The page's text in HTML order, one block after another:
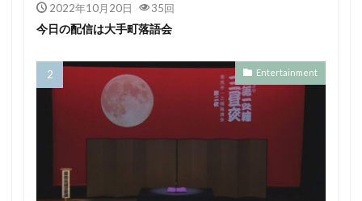
2022年10月20日 35回
今日の配信は大手町落語会
Entertainment